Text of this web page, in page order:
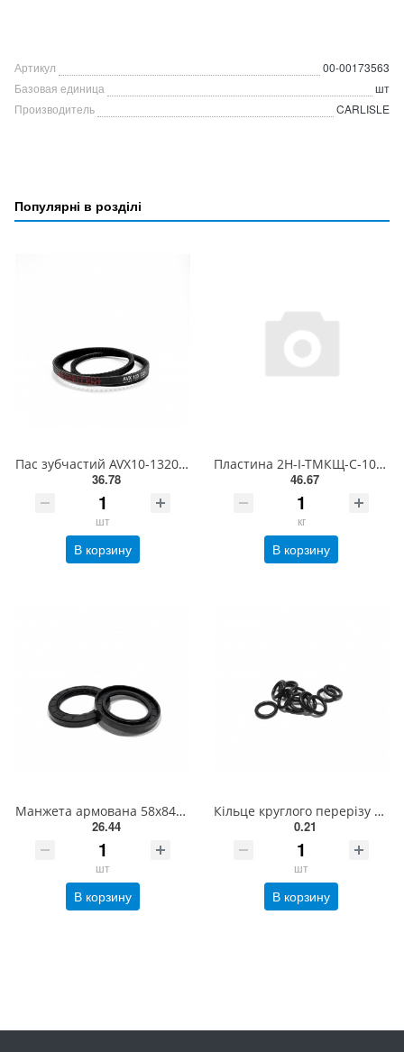
Артикул
00-00173563
Базовая единица
шт
Производитель
CARLISLE
Популярні в розділі
Пас зубчастий AVХ10-1320 LA EXCELLENT
36.78
шт
В корзину
Пластина 2Н-І-ТМКЩ-С-10 ГОСТ 7338-90 (10ммх1,3мх2,3мх50кг)
46.67
кг
В корзину
Манжета армована 58х84х16-2.2 імп.
26.44
шт
В корзину
Кільце круглого перерізу 012-018-36 EXL
0.21
шт
В корзину